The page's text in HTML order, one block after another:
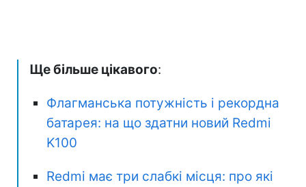
Ще більше цікавого:
Флагманська потужність і рекордна
батарея: на що здатни новий Redmi
K100
Redmi має три слабкі місця: про які